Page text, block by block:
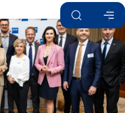
Otwórz